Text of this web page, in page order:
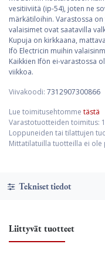
vesitiiviitä (ip-54), joten ne
märkätiloihin. Varastossa
valaisimet ovat saatavilla
Kupuja on kirkkaana,
Ifö Electricin muihin
Kaikkien Ifön ei-varastossa
viikkoa.
Viivakoodi: 7312907300866
Lue toimitusehtomme tästä
Varastotuotteiden toimitus:
Loppuneiden tai tilattujen
Mittatilatuilla tuotteilla ei ole
Tekniset tiedot
Liittyvät tuotteet